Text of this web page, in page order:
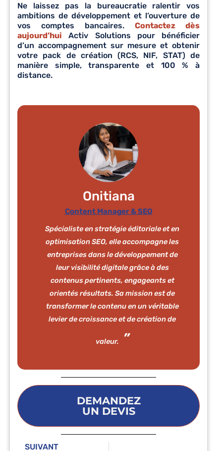
Ne laissez pas la bureaucratie ralentir vos
ambitions de développement et l’ouverture de
vos comptes bancaires. Contactez dès
aujourd’hui Activ Solutions pour bénéficier
d’un accompagnement sur mesure et obtenir
votre pack de création (RCS, NIF, STAT) de
manière simple, transparente et 100 % à
distance.
Onitiana
Content Manager & SEO
Spécialiste en stratégie éditoriale et en
optimisation SEO, elle accompagne les
entreprises dans le développement de
leur visibilité digitale grâce à des
contenus pertinents, engageants et
orientés résultats. Sa mission est de
transformer le contenu en un véritable
levier de croissance et de création de
valeur.
DEMANDEZ
UN DEVIS
SUIVANT